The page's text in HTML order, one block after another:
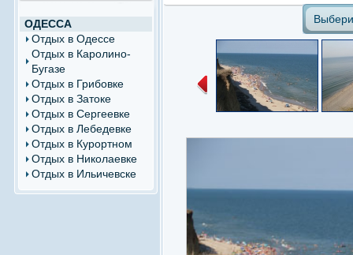
ОДЕССА
Отдых в Одессе
Отдых в Каролино-
Бугазе
Отдых в Грибовке
Отдых в Затоке
Отдых в Сергеевке
Отдых в Лебедевке
Отдых в Курортном
Отдых в Николаевке
Отдых в Ильичевске